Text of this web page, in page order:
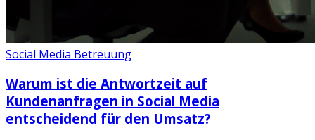
Social Media Betreuung
Warum ist die Antwortzeit auf
Kundenanfragen in Social Media
entscheidend für den Umsatz?